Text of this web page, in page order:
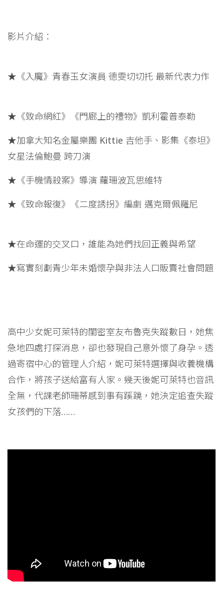
影片介紹：
★《入魔》青春玉女演員 德雯切切托 最新代表力作
★《致命網紅》《門廊上的禮物》凱利霍普泰勒
★加拿大知名金屬樂團 Kittie 吉他手、影集《泰坦》
女星法倫鮑曼 跨刀演
★《手機情殺案》導演 蘿珊波瓦思維特
★《致命報復》《二度誘拐》編劇 邁克爾佩羅尼
★在命運的交叉口，誰能為她們找回正義與希望
★寫實刻劃青少年未婚懷孕與非法人口販賣社會問題
高中少女妮可萊特的閨密室友布魯克失蹤數日，她焦
急地四處打探消息，卻也發現自己意外懷了身孕。透
過寄宿中心的管理人介紹，妮可萊特選擇與收養機構
合作，將孩子送給富有人家。幾天後妮可萊特也音訊
全無，代課老師珊蒂感到事有蹊蹺，她決定追查失蹤
女孩們的下落……